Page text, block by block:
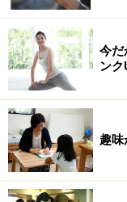
【小原流】
・盛花、瓶花、花
ある
・表現方法が多
け花を学べる
生け花教室
るには？
今だ
ンク
趣